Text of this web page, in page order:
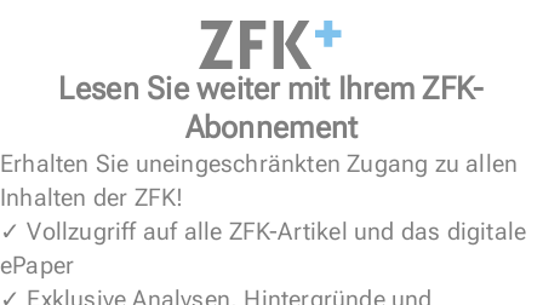
Lesen Sie weiter mit Ihrem ZFK-
Abonnement
Erhalten Sie uneingeschränkten Zugang zu allen
Inhalten der ZFK!
✓ Vollzugriff auf alle ZFK-Artikel und das digitale
ePaper
✓ Exklusive Analysen, Hintergründe und